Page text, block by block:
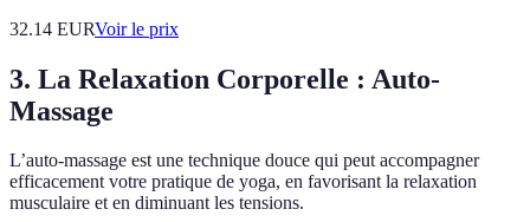
32.14 EURVoir le prix
3. La Relaxation Corporelle : Auto-
Massage
L’auto-massage est une technique douce qui peut accompagner
efficacement votre pratique de yoga, en favorisant la relaxation
musculaire et en diminuant les tensions.